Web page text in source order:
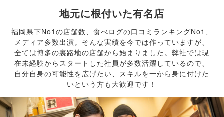
地元に根付いた有名店
福岡県下No1の店舗数、食べログの口コミランキングNo1、
メディア多数出演。そんな実績を今では作っていますが、
全ては博多の裏路地の店舗から始まりました。弊社では現
在未経験からスタートした社員が多数活躍しているので、
自分自身の可能性を広げたい、スキルを一から身に付けた
いという方も大歓迎です！